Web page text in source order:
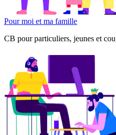
Pour moi et ma famille
CB pour particuliers, jeunes et